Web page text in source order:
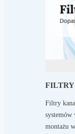
Filtry
systemów
montażu